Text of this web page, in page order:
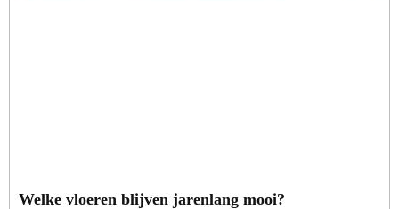
Welke vloeren blijven jarenlang mooi?